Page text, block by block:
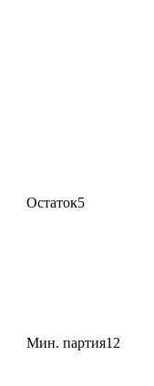
Остаток5
Мин. партия12